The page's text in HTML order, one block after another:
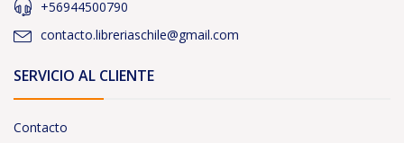
+56944500790
contacto.libreriaschile@gmail.com
SERVICIO AL CLIENTE
Contacto